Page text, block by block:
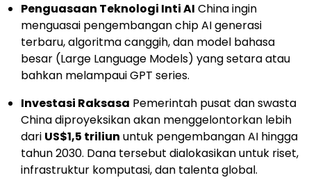
Penguasaan Teknologi Inti AI China ingin
menguasai pengembangan chip AI generasi
terbaru, algoritma canggih, dan model bahasa
besar (Large Language Models) yang setara atau
bahkan melampaui GPT series.
Investasi Raksasa Pemerintah pusat dan swasta
China diproyeksikan akan menggelontorkan lebih
dari US$1,5 triliun untuk pengembangan AI hingga
tahun 2030. Dana tersebut dialokasikan untuk riset,
infrastruktur komputasi, dan talenta global.